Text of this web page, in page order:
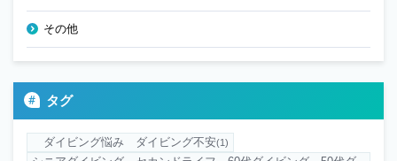
その他
タグ
ダイビング悩み ダイビング不安(1)